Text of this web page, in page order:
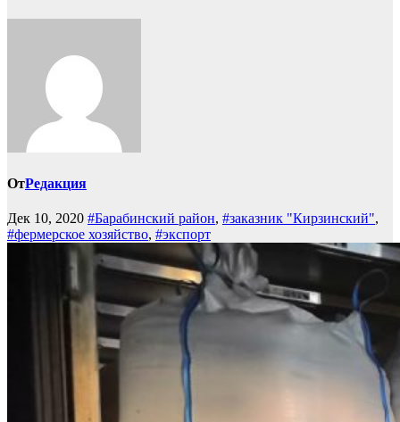
ОтРедакция
Дек 10, 2020 #Барабинский район, #заказник "Кирзинский",
#фермерское хозяйство, #экспорт